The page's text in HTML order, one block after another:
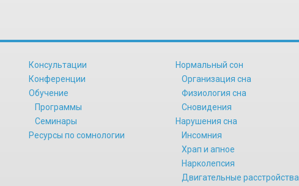
Консультации
Конференции
Обучение
Программы
Семинары
Ресурсы по сомнологии
Нормальный сон
Организация сна
Физиология сна
Сновидения
Нарушения сна
Инсомния
Храп и апное
Нарколепсия
Двигательные расстройства